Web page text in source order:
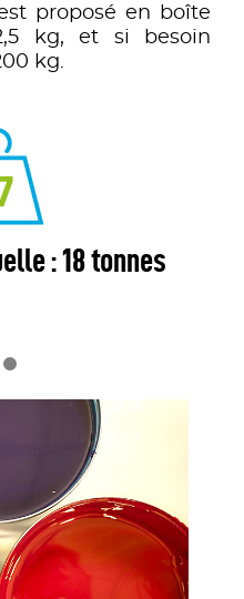
proposé en boîte
kg, et si besoin
kg.
: 18 tonnes